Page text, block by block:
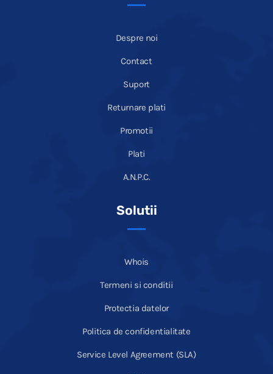
Despre noi
Contact
Suport
Returnare plati
Promotii
Plati
A.N.P.C.
Solutii
Whois
Termeni si conditii
Protectia datelor
Politica de confidentialitate
Service Level Agreement (SLA)